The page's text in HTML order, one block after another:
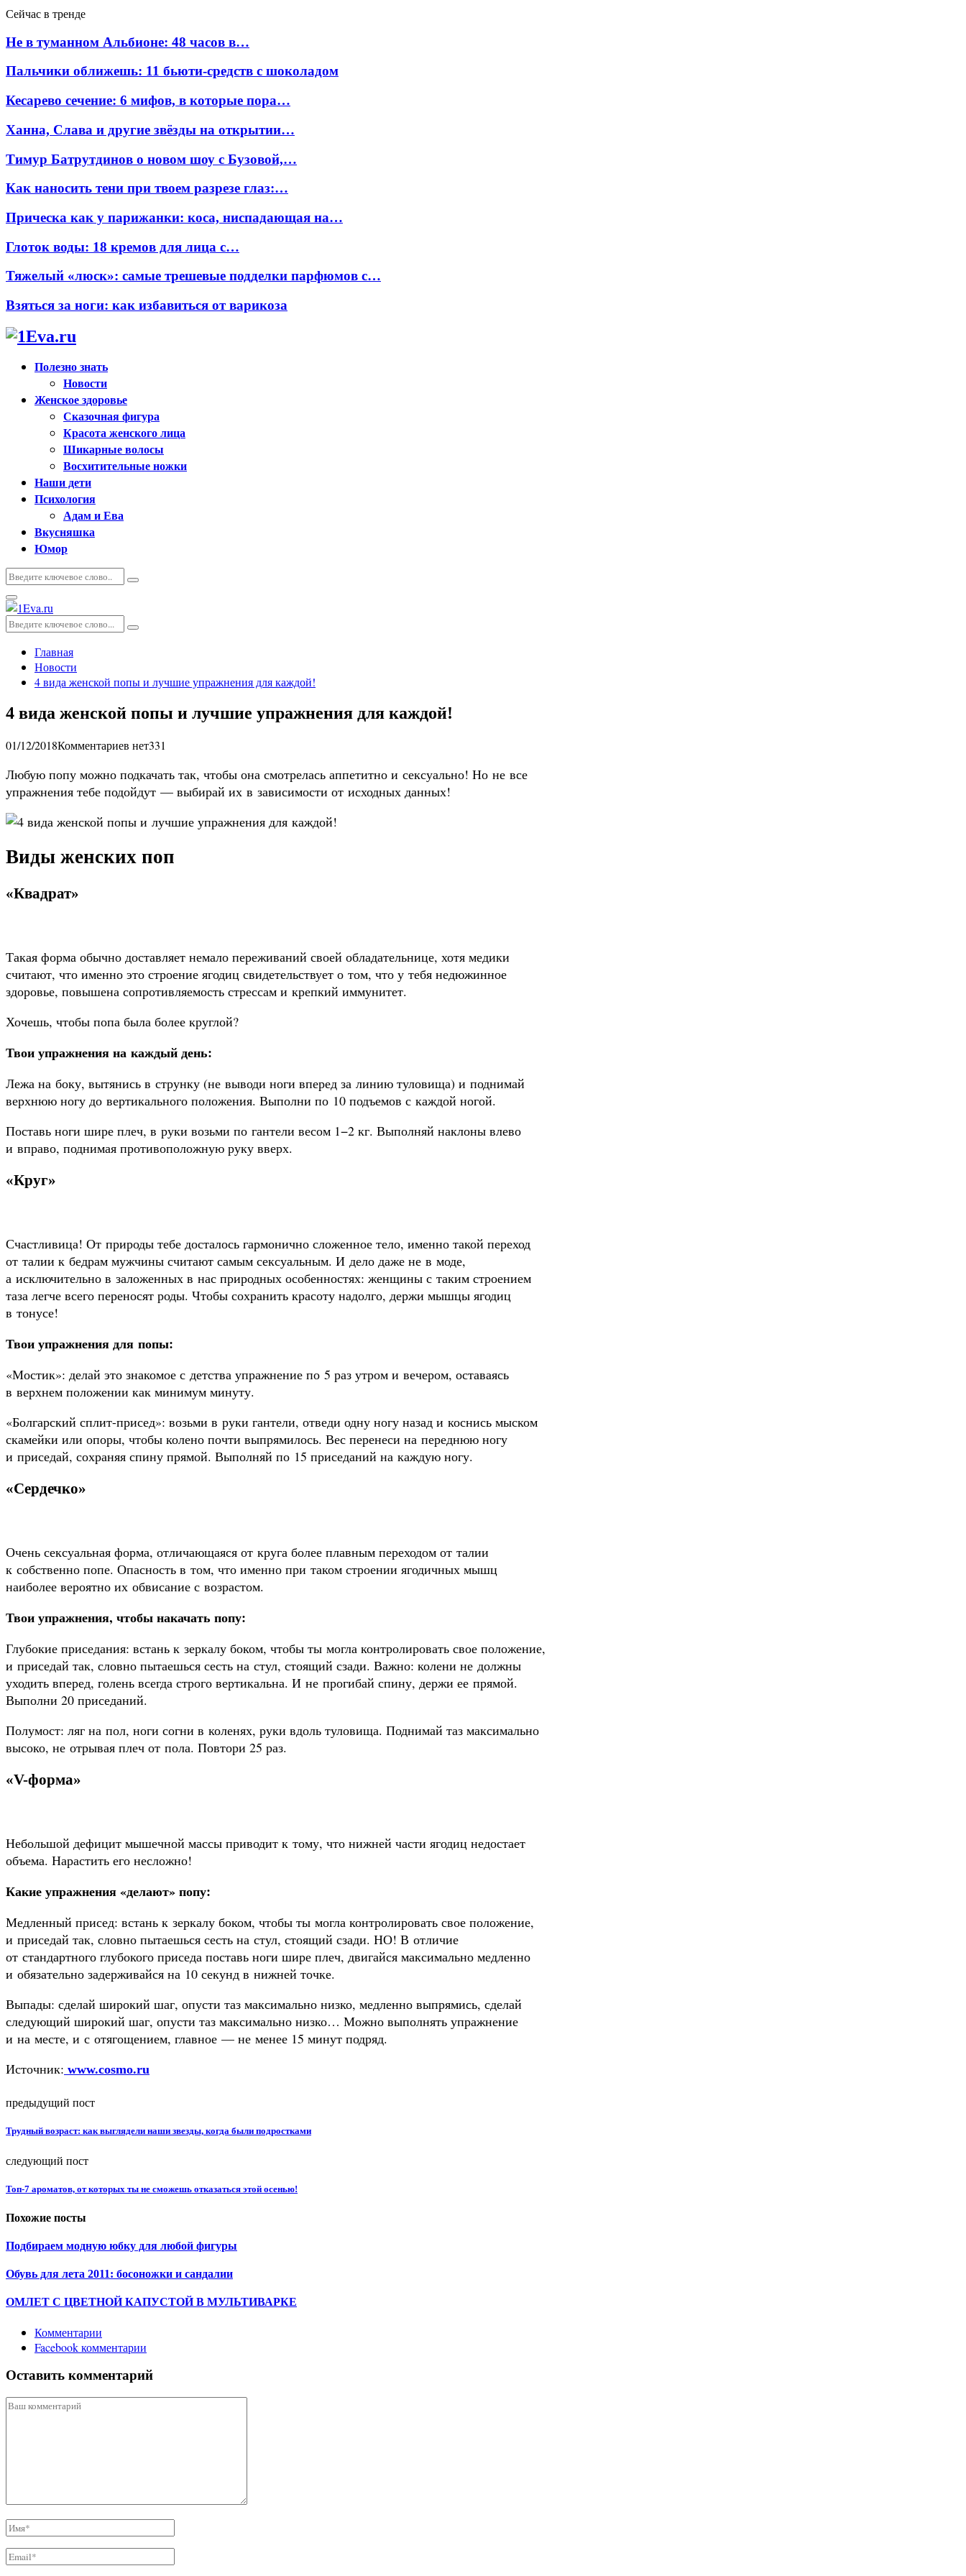
Сейчас в тренде
Не в туманном Альбионе: 48 часов в…
Пальчики оближешь: 11 бьюти-средств с шоколадом
Кесарево сечение: 6 мифов, в которые пора…
Ханна, Слава и другие звёзды на открытии…
Тимур Батрутдинов о новом шоу с Бузовой,…
Как наносить тени при твоем разрезе глаз:…
Прическа как у парижанки: коса, ниспадающая на…
Глоток воды: 18 кремов для лица с…
Тяжелый «люск»: самые трешевые подделки парфюмов с…
Взяться за ноги: как избавиться от варикоза
Полезно знать
Новости
Женское здоровье
Сказочная фигура
Красота женского лица
Шикарные волосы
Восхитительные ножки
Наши дети
Психология
Адам и Ева
Вкусняшка
Юмор
Искать:
Поиск
Основное
меню
Искать:
Поиск
Главная
Новости
4 вида женской попы и лучшие упражнения для каждой!
4 вида женской попы и лучшие упражнения для каждой!
01/12/2018Комментариев нет331
Любую попу можно подкачать так, чтобы она смотрелась аппетитно и сексуально! Но не все
упражнения тебе подойдут — выбирай их в зависимости от исходных данных!
Виды женских поп
«Квадрат»
Такая форма обычно доставляет немало переживаний своей обладательнице, хотя медики
считают, что именно это строение ягодиц свидетельствует о том, что у тебя недюжинное
здоровье, повышена сопротивляемость стрессам и крепкий иммунитет.
Хочешь, чтобы попа была более круглой?
Твои упражнения на каждый день:
Лежа на боку, вытянись в струнку (не выводи ноги вперед за линию туловища) и поднимай
верхнюю ногу до вертикального положения. Выполни по 10 подъемов с каждой ногой.
Поставь ноги шире плеч, в руки возьми по гантели весом 1−2 кг. Выполняй наклоны влево
и вправо, поднимая противоположную руку вверх.
«Круг»
Счастливица! От природы тебе досталось гармонично сложенное тело, именно такой переход
от талии к бедрам мужчины считают самым сексуальным. И дело даже не в моде,
а исключительно в заложенных в нас природных особенностях: женщины с таким строением
таза легче всего переносят роды. Чтобы сохранить красоту надолго, держи мышцы ягодиц
в тонусе!
Твои упражнения для попы:
«Мостик»: делай это знакомое с детства упражнение по 5 раз утром и вечером, оставаясь
в верхнем положении как минимум минуту.
«Болгарский сплит-присед»: возьми в руки гантели, отведи одну ногу назад и коснись мыском
скамейки или опоры, чтобы колено почти выпрямилось. Вес перенеси на переднюю ногу
и приседай, сохраняя спину прямой. Выполняй по 15 приседаний на каждую ногу.
«Сердечко»
Очень сексуальная форма, отличающаяся от круга более плавным переходом от талии
к собственно попе. Опасность в том, что именно при таком строении ягодичных мышц
наиболее вероятно их обвисание с возрастом.
Твои упражнения, чтобы накачать попу:
Глубокие приседания: встань к зеркалу боком, чтобы ты могла контролировать свое положение,
и приседай так, словно пытаешься сесть на стул, стоящий сзади. Важно: колени не должны
уходить вперед, голень всегда строго вертикальна. И не прогибай спину, держи ее прямой.
Выполни 20 приседаний.
Полумост: ляг на пол, ноги согни в коленях, руки вдоль туловища. Поднимай таз максимально
высоко, не отрывая плеч от пола. Повтори 25 раз.
«V-форма»
Небольшой дефицит мышечной массы приводит к тому, что нижней части ягодиц недостает
объема. Нарастить его несложно!
Какие упражнения «делают» попу:
Медленный присед: встань к зеркалу боком, чтобы ты могла контролировать свое положение,
и приседай так, словно пытаешься сесть на стул, стоящий сзади. НО! В отличие
от стандартного глубокого приседа поставь ноги шире плеч, двигайся максимально медленно
и обязательно задерживайся на 10 секунд в нижней точке.
Выпады: сделай широкий шаг, опусти таз максимально низко, медленно выпрямись, сделай
следующий широкий шаг, опусти таз максимально низко… Можно выполнять упражнение
и на месте, и с отягощением, главное — не менее 15 минут подряд.
Источник: www.cosmo.ru
предыдущий пост
Трудный возраст: как выглядели наши звезды, когда были подростками
следующий пост
Топ-7 ароматов, от которых ты не сможешь отказаться этой осенью!
Похожие посты
Подбираем модную юбку для любой фигуры
Обувь для лета 2011: босоножки и сандалии
ОМЛЕТ С ЦВЕТНОЙ КАПУСТОЙ В МУЛЬТИВАРКЕ
Комментарии
Facebook комментарии
Оставить комментарий